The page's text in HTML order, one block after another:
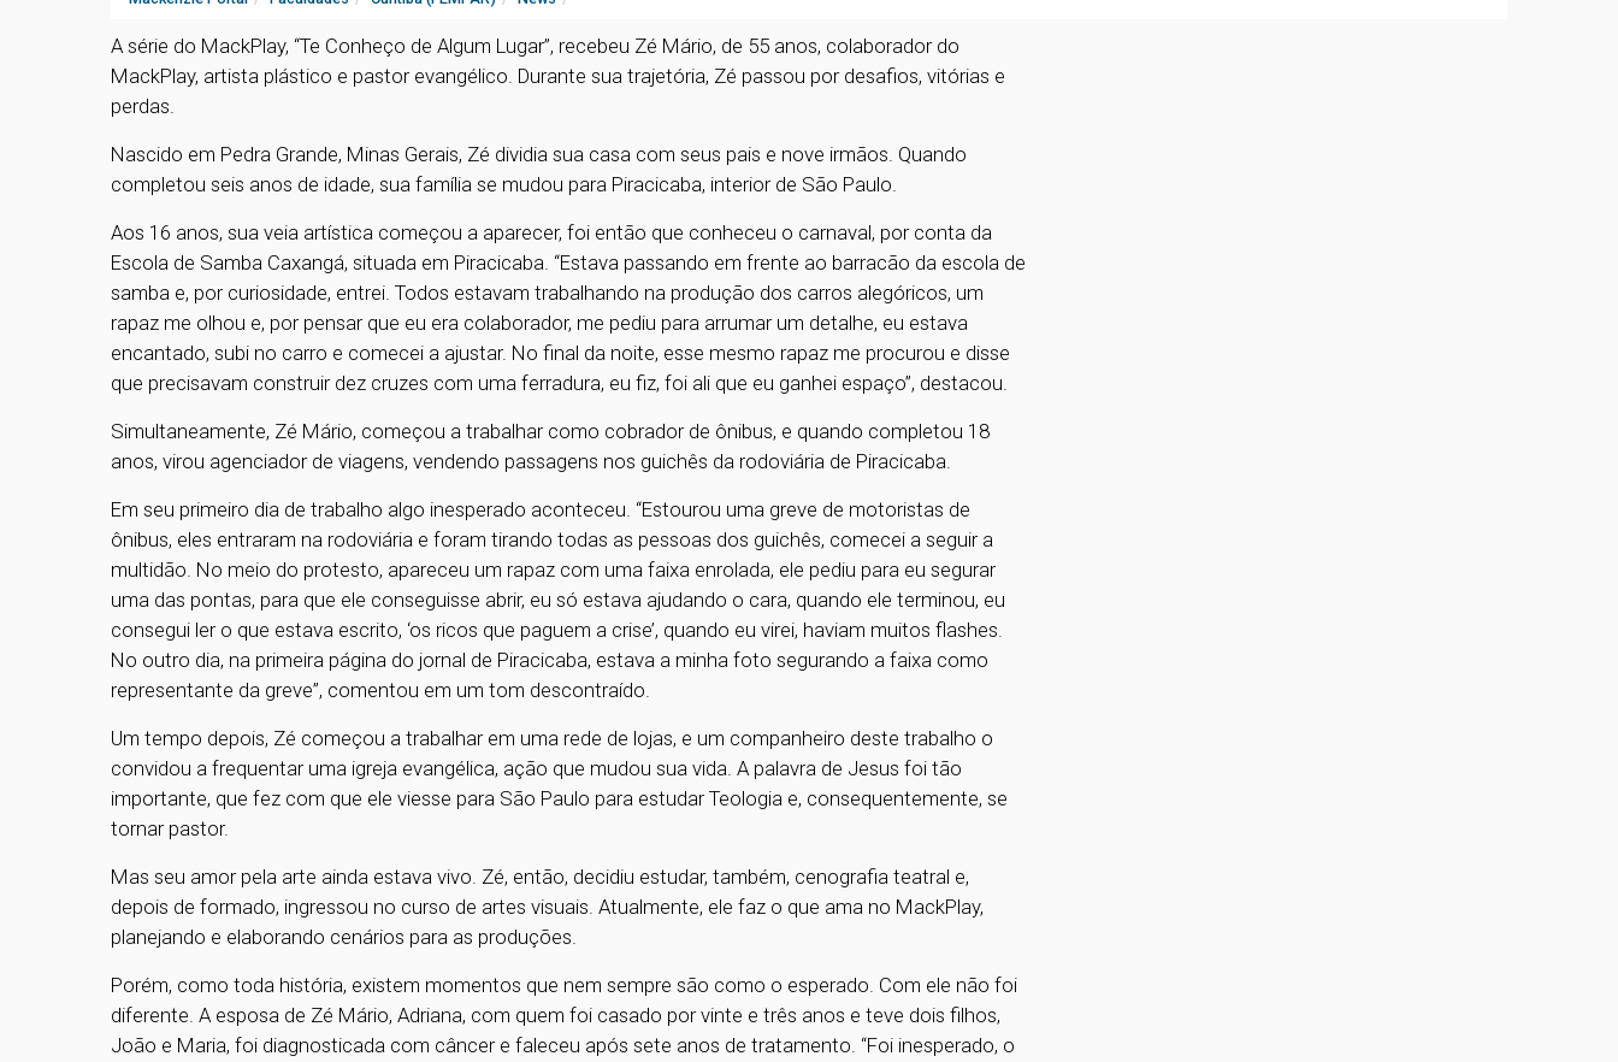
A série do MackPlay, “Te Conheço de Algum Lugar”, recebeu Zé Mário, de 55 anos, colaborador do
MackPlay, artista plástico e pastor evangélico. Durante sua trajetória, Zé passou por desafios, vitórias e
perdas.
Nascido em Pedra Grande, Minas Gerais, Zé dividia sua casa com seus pais e nove irmãos. Quando
completou seis anos de idade, sua família se mudou para Piracicaba, interior de São Paulo.
Aos 16 anos, sua veia artística começou a aparecer, foi então que conheceu o carnaval, por conta da
Escola de Samba Caxangá, situada em Piracicaba. “Estava passando em frente ao barracão da escola de
samba e, por curiosidade, entrei. Todos estavam trabalhando na produção dos carros alegóricos, um
rapaz me olhou e, por pensar que eu era colaborador, me pediu para arrumar um detalhe, eu estava
encantado, subi no carro e comecei a ajustar. No final da noite, esse mesmo rapaz me procurou e disse
que precisavam construir dez cruzes com uma ferradura, eu fiz, foi ali que eu ganhei espaço”, destacou.
Simultaneamente, Zé Mário, começou a trabalhar como cobrador de ônibus, e quando completou 18
anos, virou agenciador de viagens, vendendo passagens nos guichês da rodoviária de Piracicaba.
Em seu primeiro dia de trabalho algo inesperado aconteceu. “Estourou uma greve de motoristas de
ônibus, eles entraram na rodoviária e foram tirando todas as pessoas dos guichês, comecei a seguir a
multidão. No meio do protesto, apareceu um rapaz com uma faixa enrolada, ele pediu para eu segurar
uma das pontas, para que ele conseguisse abrir, eu só estava ajudando o cara, quando ele terminou, eu
consegui ler o que estava escrito, ‘os ricos que paguem a crise’, quando eu virei, haviam muitos flashes.
No outro dia, na primeira página do jornal de Piracicaba, estava a minha foto segurando a faixa como
representante da greve”, comentou em um tom descontraído.
Um tempo depois, Zé começou a trabalhar em uma rede de lojas, e um companheiro deste trabalho o
convidou a frequentar uma igreja evangélica, ação que mudou sua vida. A palavra de Jesus foi tão
importante, que fez com que ele viesse para São Paulo para estudar Teologia e, consequentemente, se
tornar pastor.
Mas seu amor pela arte ainda estava vivo. Zé, então, decidiu estudar, também, cenografia teatral e,
depois de formado, ingressou no curso de artes visuais. Atualmente, ele faz o que ama no MackPlay,
planejando e elaborando cenários para as produções.
Porém, como toda história, existem momentos que nem sempre são como o esperado. Com ele não foi
diferente. A esposa de Zé Mário, Adriana, com quem foi casado por vinte e três anos e teve dois filhos,
João e Maria, foi diagnosticada com câncer e faleceu após sete anos de tratamento. “Foi inesperado, o